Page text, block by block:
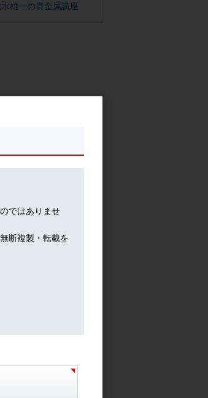
水雄一の貴金属講座
ではありませ
断複製・転載を